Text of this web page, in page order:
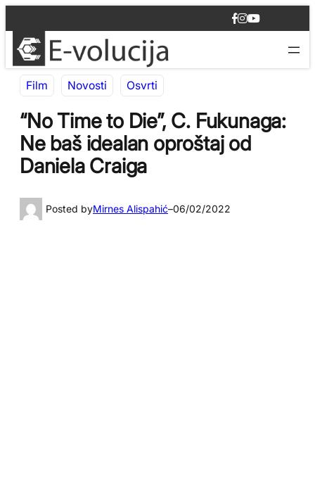
na
sadržaj
F
a
b
I
n
a
Y
o
u
Film Novosti Osvrti
“No Time to Die”, C. Fukunaga:
Ne baš idealan oproštaj od
Daniela Craiga
Posted byMirnes Alispahić–06/02/2022